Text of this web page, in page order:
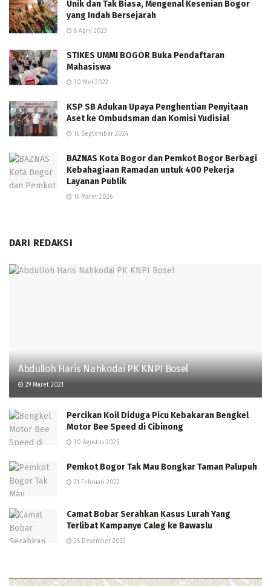
Unik dan Tak Biasa, Mengenal Kesenian Bogor
yang Indah Bersejarah
8 April 2023
STIKES UMMI BOGOR Buka Pendaftaran
Mahasiswa
30 Mei 2022
KSP SB Adukan Upaya Penghentian Penyitaan
Aset ke Ombudsman dan Komisi Yudisial
16 September 2024
BAZNAS Kota Bogor dan Pemkot Bogor Berbagi
Kebahagiaan Ramadan untuk 400 Pekerja
Layanan Publik
16 Maret 2026
DARI REDAKSI
Abdulloh Haris Nahkodai PK KNPI Bosel
29 Maret 2021
Percikan Koil Diduga Picu Kebakaran Bengkel
Motor Bee Speed di Cibinong
30 Agustus 2025
Pemkot Bogor Tak Mau Bongkar Taman Palupuh
21 Februari 2022
Camat Bobar Serahkan Kasus Lurah Yang
Terlibat Kampanye Caleg ke Bawaslu
28 Desember 2023